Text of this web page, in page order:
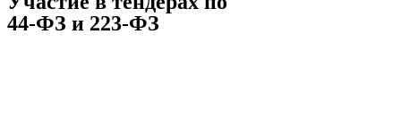
44-ФЗ и 223-ФЗ